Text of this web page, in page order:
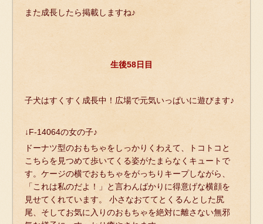
また成長したら掲載しますね♪
生後58日目
子犬はすくすく成長中！広場で元気いっぱいに遊びます♪
↓F-14064の女の子♪
ドーナツ型のおもちゃをしっかりくわえて、トコトコと
こちらを見つめて歩いてくる姿がたまらなくキュートで
す。ケージの横でおもちゃをがっちりキープしながら、
「これは私のだよ！」と言わんばかりに得意げな横顔を
見せてくれています。 小さなおててとくるんとした尻
尾、そしてお気に入りのおもちゃを絶対に離さない無邪